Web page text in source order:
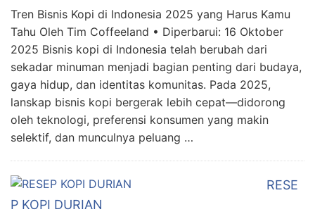
Tren Bisnis Kopi di Indonesia 2025 yang Harus Kamu
Tahu Oleh Tim Coffeeland • Diperbarui: 16 Oktober
2025 Bisnis kopi di Indonesia telah berubah dari
sekadar minuman menjadi bagian penting dari budaya,
gaya hidup, dan identitas komunitas. Pada 2025,
lanskap bisnis kopi bergerak lebih cepat—didorong
oleh teknologi, preferensi konsumen yang makin
selektif, dan munculnya peluang …
RESE
P KOPI DURIAN